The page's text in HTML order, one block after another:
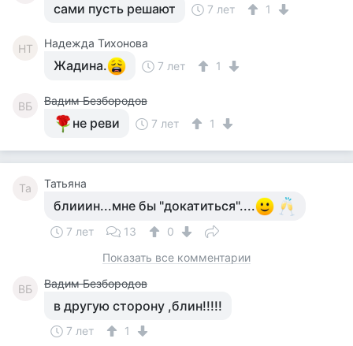
сами пусть решают 7 лет 1
НТ Надежда Тихонова
Жадина. 7 лет 1
ВБ Вадим Безбородов
не реви 7 лет 1
Та Татьяна
блииин...мне бы "докатиться"....
7 лет 13
0
Показать все комментарии
ВБ Вадим Безбородов
в другую сторону ,блин!!!!!
7 лет 1